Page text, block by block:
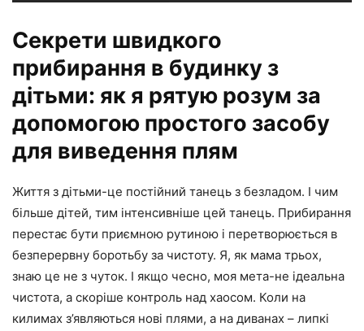
Секрети швидкого
прибирання в будинку з
дітьми: як я рятую розум за
допомогою простого засобу
для виведення плям
Життя з дітьми-це постійний танець з безладом. І чим
більше дітей, тим інтенсивніше цей танець. Прибирання
перестає бути приємною рутиною і перетворюється в
безперервну боротьбу за чистоту. Я, як мама трьох,
знаю це не з чуток. І якщо чесно, моя мета-не ідеальна
чистота, а скоріше контроль над хаосом. Коли на
килимах з’являються нові плями, а на диванах – липкі